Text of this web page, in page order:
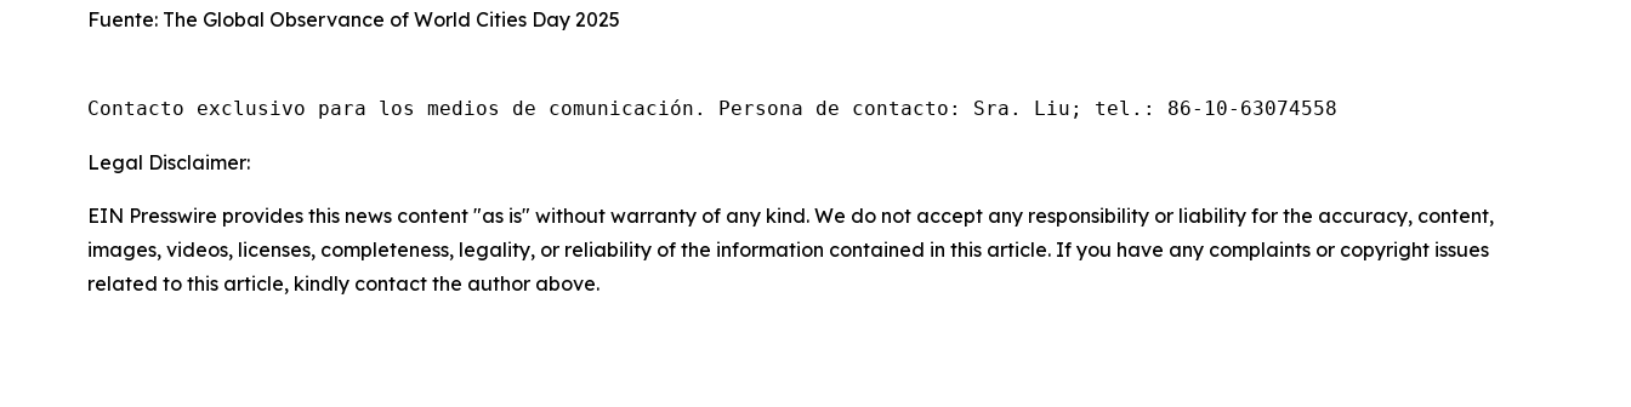
Fuente: The Global Observance of World Cities Day 2025
Contacto exclusivo para los medios de comunicación. Persona de contacto: Sra. Liu; tel.: 86-10-63074558
Legal Disclaimer:
EIN Presswire provides this news content "as is" without warranty of any kind. We do not accept any responsibility or liability for the accuracy, content,
images, videos, licenses, completeness, legality, or reliability of the information contained in this article. If you have any complaints or copyright issues
related to this article, kindly contact the author above.